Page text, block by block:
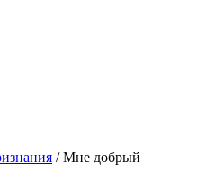
/Мне добрый